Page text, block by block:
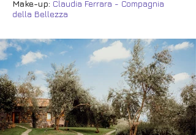
Make-up: Claudia Ferrara - Compagnia
della Bellezza